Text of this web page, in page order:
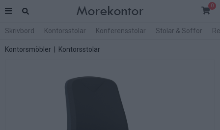
0
Skrivbord Kontorsstolar Konferensstolar Stolar & Soffor
Kontorsmöbler Kontorsstolar